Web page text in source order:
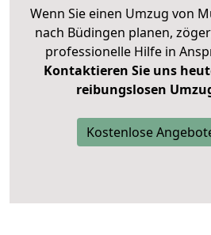
Wenn Sie einen Umzug von
nach Büdingen planen,
professionelle Hilfe in
Kontaktieren Sie uns
reibungslosen
Kostenlose